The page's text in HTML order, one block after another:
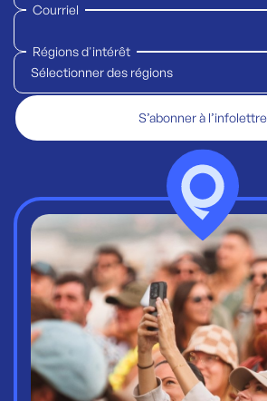
Courriel
Régions d'intérêt
Sélectionner des régions
S’abonner à l’infolettre